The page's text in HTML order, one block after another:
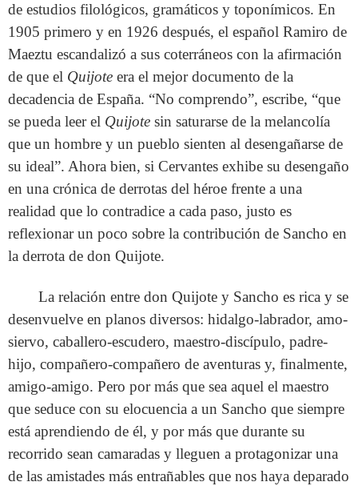
de estudios filológicos, gramáticos y toponímicos. En
1905 primero y en 1926 después, el español Ramiro de
Maeztu escandalizó a sus coterráneos con la afirmación
de que el Quijote era el mejor documento de la
decadencia de España. “No comprendo”, escribe, “que
se pueda leer el Quijote sin saturarse de la melancolía
que un hombre y un pueblo sienten al desengañarse de
su ideal”. Ahora bien, si Cervantes exhibe su desengaño
en una crónica de derrotas del héroe frente a una
realidad que lo contradice a cada paso, justo es
reflexionar un poco sobre la contribución de Sancho en
la derrota de don Quijote.
La relación entre don Quijote y Sancho es rica y se
desenvuelve en planos diversos: hidalgo-labrador, amo-
siervo, caballero-escudero, maestro-discípulo, padre-
hijo, compañero-compañero de aventuras y, finalmente,
amigo-amigo. Pero por más que sea aquel el maestro
que seduce con su elocuencia a un Sancho que siempre
está aprendiendo de él, y por más que durante su
recorrido sean camaradas y lleguen a protagonizar una
de las amistades más entrañables que nos haya deparado